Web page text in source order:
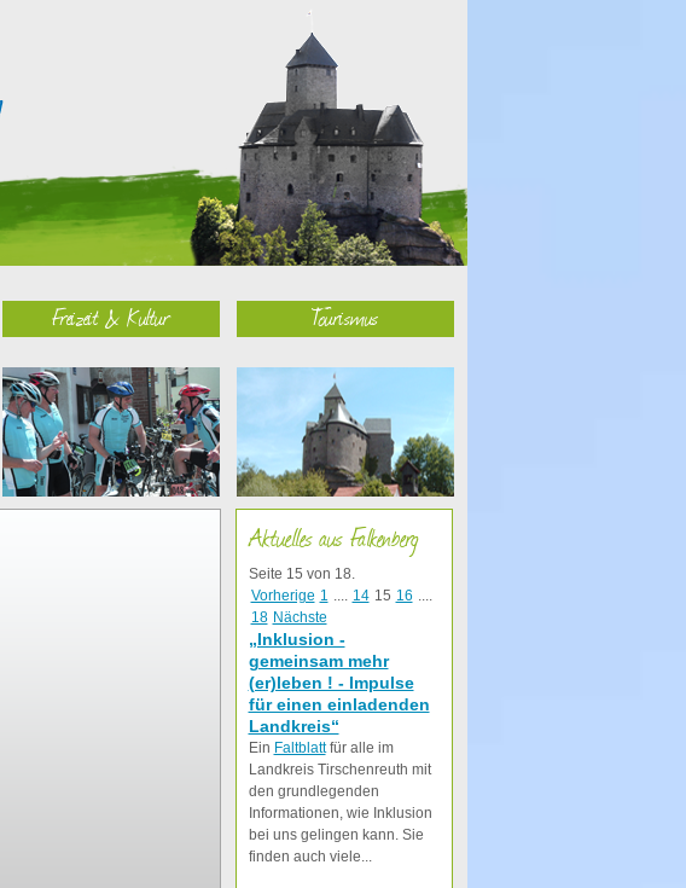
Freizeit & Kultur Tourismus
Aktuelles aus Falkenberg
Seite 15 von 18.
Vorherige 1 .... 14 15 16 ....
18 Nächste
„Inklusion -
gemeinsam mehr
(er)leben ! - Impulse
für einen einladenden
Landkreis“
Ein Faltblattfür alle im
Landkreis Tirschenreuth mit
den grundlegenden
Informationen, wie Inklusion
bei uns gelingen kann. Sie
finden auch viele...